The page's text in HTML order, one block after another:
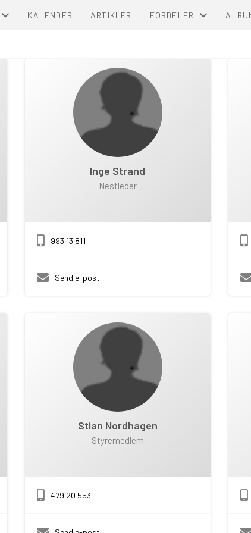
KALENDER ARTIKLER FORDELER
Inge Strand
Nestleder
993 13 811
Send e-post
Stian Nordhagen
Styremedlem
479 20 553